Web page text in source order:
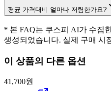
평균 가격대비 얼마나 저렴한가요?
* 본 FAQ는 쿠스피 AI가 수집
생성되었습니다. 실제 구매 시
이 상품의 다른 옵션
41,700원